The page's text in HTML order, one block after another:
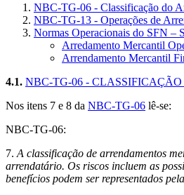
NBC-TG-06 - Classificação do
NBC-TG-13 - Operações de
Normas Operacionais do SFN –
Arredamento Mercantil
Arrendamento Mercantil
4.1. NBC-TG-06 -
Nos itens 7 e 8 da NBC-TG-06 lê-se:
NBC-TG-06:
7. A classificação de arrendamentos
arrendatário. Os riscos incluem as
benefícios podem ser representados